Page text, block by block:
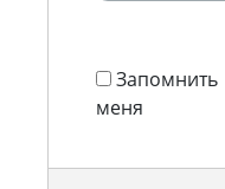
Запомнить
меня